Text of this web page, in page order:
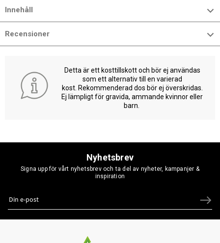
Innehåll
Recensioner
Detta är ett kosttillskott och bör ej användas
som ett alternativ till en varierad
kost. Rekommenderad dos bör ej överskridas.
Ej lämpligt för gravida, ammande kvinnor eller
barn.
Nyhetsbrev
Signa upp för vårt nyhetsbrev och ta del av nyheter, kampanjer &
inspiration